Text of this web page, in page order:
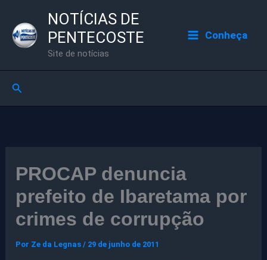
para
NOTÍCIAS DE
PENTECOSTE
Site de notícias
Conheça
Pesquisar
PROCAP denuncia
prefeito de Ibaretama por
crimes de corrupção
Por Ze da Legnas/ 29 de junho de 2011